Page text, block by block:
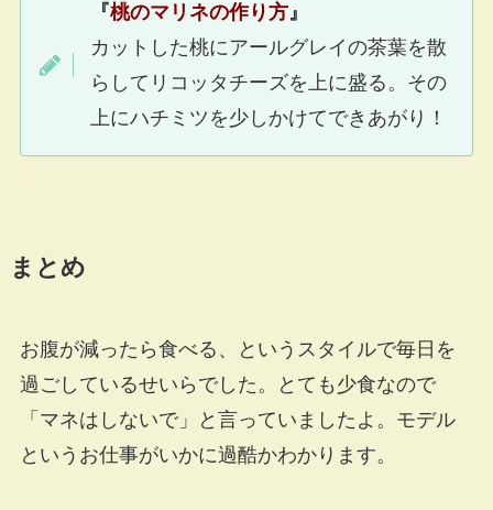
『桃のマリネの作り方』
カットした桃にアールグレイの茶葉を散
らしてリコッタチーズを上に盛る。その
上にハチミツを少しかけてできあがり！
まとめ
お腹が減ったら食べる、というスタイルで毎日を
過ごしているせいらでした。とても少食なので
「マネはしないで」と言っていましたよ。モデル
というお仕事がいかに過酷かわかります。